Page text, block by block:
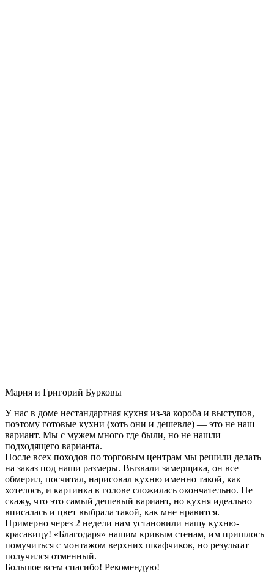
Мария и Григорий Бурковы
У нас в доме нестандартная кухня из-за короба и выступов,
поэтому готовые кухни (хоть они и дешевле) — это не наш
вариант. Мы с мужем много где были, но не нашли
подходящего варианта.
После всех походов по торговым центрам мы решили делать
на заказ под наши размеры. Вызвали замерщика, он все
обмерил, посчитал, нарисовал кухню именно такой, как
хотелось, и картинка в голове сложилась окончательно. Не
скажу, что это самый дешевый вариант, но кухня идеально
вписалась и цвет выбрала такой, как мне нравится.
Примерно через 2 недели нам установили нашу кухню-
красавицу! «Благодаря» нашим кривым стенам, им пришлось
помучиться с монтажом верхних шкафчиков, но результат
получился отменный.
Большое всем спасибо! Рекомендую!